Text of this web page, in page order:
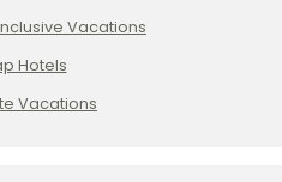
Vacations
Hotels
Vacations